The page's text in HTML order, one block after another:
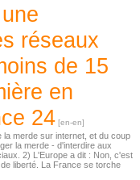
réseaux
de 15
en
24
merde sur internet, et du coup
la merde - d'interdire aux
2) L'Europe a dit : Non, c'est
liberté. La France se torche